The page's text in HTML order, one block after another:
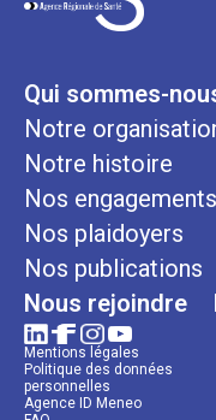
Qui sommes-
Notre
Notre histoire
Nos engagements
Nos plaidoyers
Nos publications
Nous rejoindre
Mentions légales
Politique des données
personnelles
Agence ID Meneo